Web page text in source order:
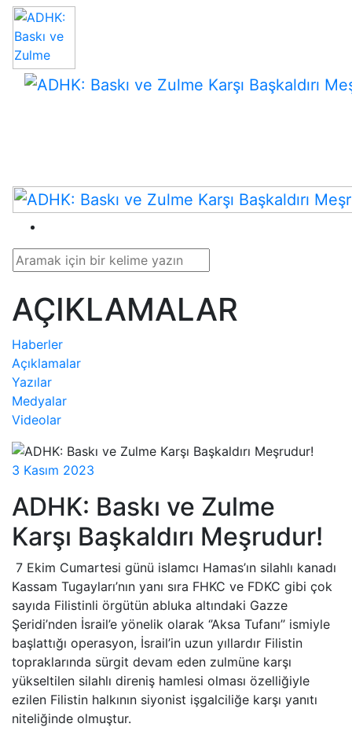
AÇIKLAMALAR
Haberler
Açıklamalar
Yazılar
Medyalar
Videolar
3 Kasım 2023
ADHK: Baskı ve Zulme
Karşı Başkaldırı Meşrudur!
7 Ekim Cumartesi günü islamcı Hamas’ın silahlı kanadı
Kassam Tugayları’nın yanı sıra FHKC ve FDKC gibi çok
sayıda Filistinli örgütün abluka altındaki Gazze
Şeridi’nden İsrail’e yönelik olarak ‘’Aksa Tufanı’’ ismiyle
başlattığı operasyon, İsrail’in uzun yıllardır Filistin
topraklarında sürgit devam eden zulmüne karşı
yükseltilen silahlı direniş hamlesi olması özelliğiyle
ezilen Filistin halkının siyonist işgalciliğe karşı yanıtı
niteliğinde olmuştur.